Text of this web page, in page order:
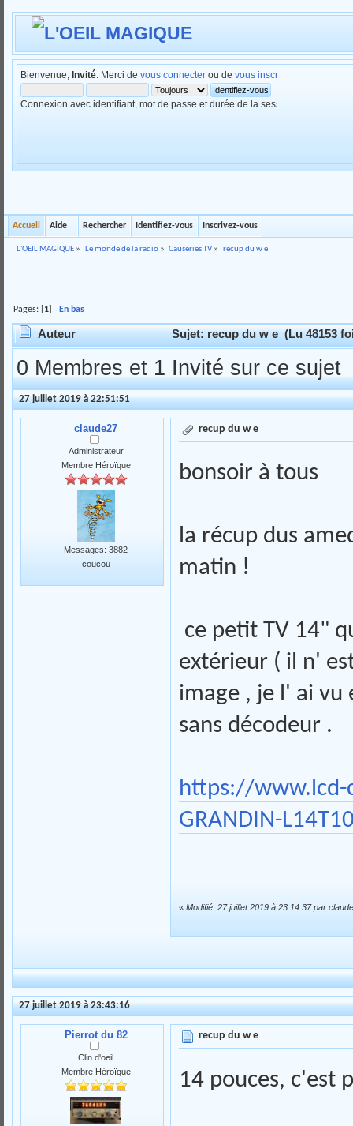
Bienvenue, Invité. Merci de vous connecterou de vous inscrire
Connexion avec identifiant, mot de passe et durée de la session
Accueil Aide Rechercher Identifiez-vous Inscrivez-vous
L'OEIL MAGIQUE » Le monde de la radio» Causeries TV » recup du w e
Pages: [ 1 En bas
Auteur Sujet: recup du w e (Lu 48153
0 Membres et 1 Invité sur ce sujet
27 juillet 2019 à 22:51:51
claude27
Administrateur
Membre Héroïque
Messages: 3882
coucou
recup du w e
bonsoir à tous
la récup dus
matin !
ce petit TV 14"
extérieur ( il n'
image , je l' ai vu
sans décodeur .
https://www.lcd-
GRANDIN-
« Modifié: 27 juillet 2019 à 23:14:37 par
27 juillet 2019 à 23:43:16
Pierrot du 82
Clin d'oeil
Membre Héroïque
recup du w e
14 pouces, c'est